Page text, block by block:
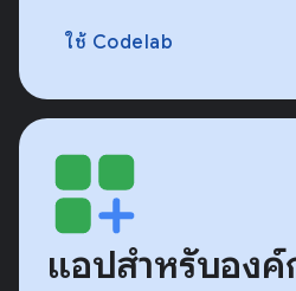
ใช้ Codelab
แอปสำหรับองค์